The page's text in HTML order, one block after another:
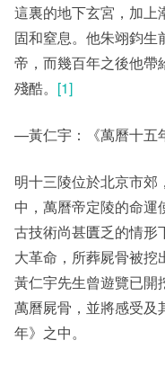
這裏的地下玄宮，加上
固和窒息。他朱翊鈞生
帝，而幾百年之後他帶
殘酷。 [1]
—黃仁宇：《萬曆十五
明十三陵位於北京市郊
中，萬曆帝定陵的命
古技術尚甚匱乏的情形
大革命，所葬屍骨被挖
黃仁宇先生曾遊覽已開
萬曆屍骨，並將感受及
年》之中。